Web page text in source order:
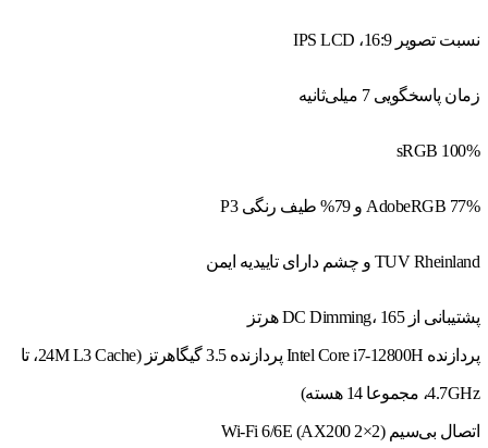
نسبت تصویر 16:9، IPS LCD
زمان پاسخگویی 7 میلی‌ثانیه
100% sRGB
77% AdobeRGB و 79% طیف رنگی P3
TUV Rheinland و چشم دارای تاییدیه ایمن
پشتیبانی از DC Dimming، 165 هرتز
پردازنده Intel Core i7-12800H پردازنده 3.5 گیگاهرتز (24M L3 Cache، تا
4.7GHz، مجموعا 14 هسته)
اتصال بی‌سیم Wi-Fi 6/6E (AX200 2×2)